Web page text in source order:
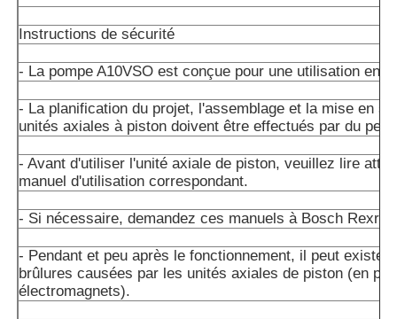
Instructions de sécurité
- La pompe A10VSO est conçue pour une utilisation en
- La planification du projet, l'assemblage et la mise en
unités axiales à piston doivent être effectués par du
- Avant d'utiliser l'unité axiale de piston, veuillez lire
manuel d'utilisation correspondant.
- Si nécessaire, demandez ces manuels à Bosch
- Pendant et peu après le fonctionnement, il peut exister
brûlures causées par les unités axiales de piston (en
électromagnets).